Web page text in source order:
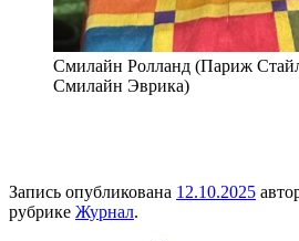
Смилайн Ролланд (Париж
Смилайн Эврика)
Запись опубликована 12.10.2025
рубрике Журнал.